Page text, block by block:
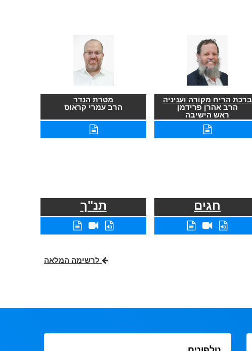
ברכת הריח מקורה ועניניה
הרב אהרן פרידמן
ראש הישיבה
מטרת הנדר
הרב עמרי קראוס
חגים תנ"ך
לרשימה המלאה